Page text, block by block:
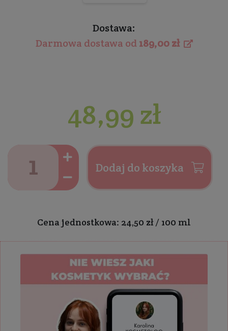
Dostawa:
Darmowa dostawa od189,00 zł
48,99 zł
Dodaj do koszyka
Cena jednostkowa: 24,50 zł / 100 ml